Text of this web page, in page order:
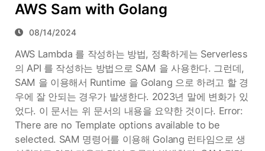
AWS Sam with Golang
08/14/2024
AWS Lambda 를 작성하는 방법, 정확하게는 Serverless
의 API 를 작성하는 방법으로 SAM 을 사용한다. 그런데,
SAM 을 이용해서 Runtime 을 Golang 으로 하려고 할 경
우에 잘 안되는 경우가 발생한다. 2023년 말에 변화가 있
었다. 이 문서는 위 문서의 내용을 요약한 것이다. Error:
There are no Template options available to be
selected. SAM 명령어를 이용해 Golang 런타임으로 생